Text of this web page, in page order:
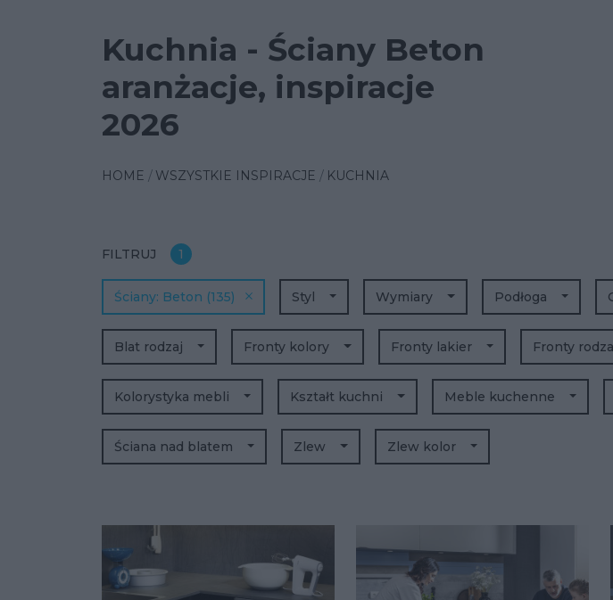
Kuchnia - Ściany Beton
aranżacje, inspiracje
2026
HOME WSZYSTKIE INSPIRACJE KUCHNIA
FILTRUJ 1
Styl Wymiary Podłoga
Blat rodzaj Fronty kolory Fronty lakier Fronty
Kolorystyka mebli Kształt kuchni Meble kuchenne
Ściana nad blatem
Beton (135)
Ściany
Zlew Zlew kolor